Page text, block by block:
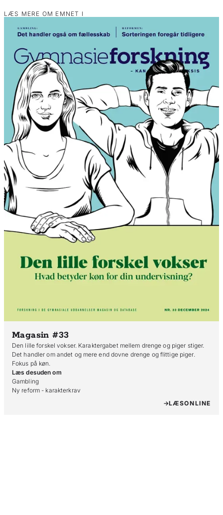
LÆS MERE OM EMNET I
Magasin #33
Den lille forskel vokser. Karaktergabet mellem drenge og piger stiger.
Det handler om andet og mere end dovne drenge og flittige piger.
Fokus på køn.
Læs desuden om
Gambling
Ny reform - karakterkrav
LÆSONLINE